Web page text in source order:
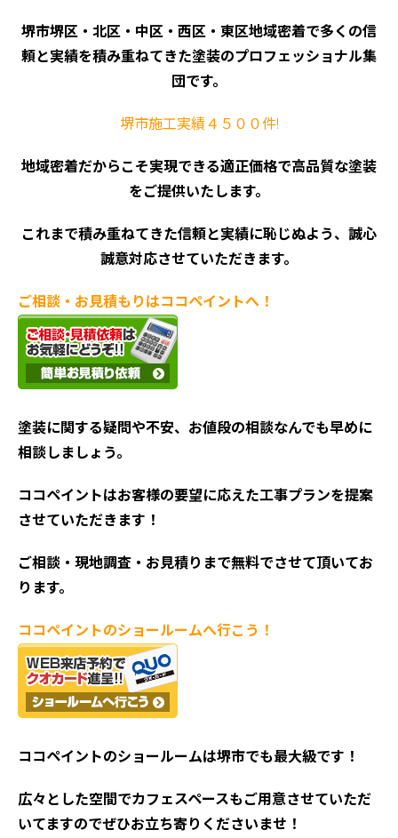
堺市堺区・北区・中区・西区・東区地域密着で多くの信
頼と実績を積み重ねてきた塗装のプロフェッショナル集
団です。
堺市施工実績４５００件!
地域密着だからこそ実現できる適正価格で高品質な塗装
をご提供いたします。
これまで積み重ねてきた信頼と実績に恥じぬよう、誠心
誠意対応させていただきます。
ご相談・お見積もりはココペイントへ！
塗装に関する疑問や不安、お値段の相談なんでも早めに
相談しましょう。
ココペイントはお客様の要望に応えた工事プランを提案
させていただきます！
ご相談・現地調査・お見積りまで無料でさせて頂いてお
ります。
ココペイントのショールームへ行こう！
ココペイントのショールームは堺市でも最大級です！
広々とした空間でカフェスペースもご用意させていただ
いてますのでぜひお立ち寄りくださいませ！